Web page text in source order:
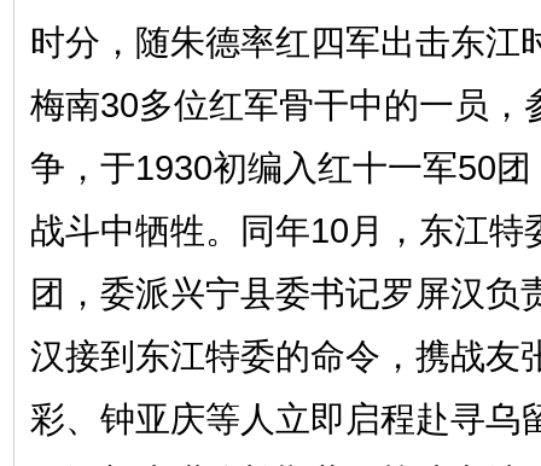
时分，随朱德率红四军出击东江
梅南30多位红军骨干中的一员，
争，于1930初编入红十一军50
战斗中牺牲。同年10月，东江特
团，委派兴宁县委书记罗屏汉负
汉接到东江特委的命令，携战友
彩、钟亚庆等人立即启程赴寻乌